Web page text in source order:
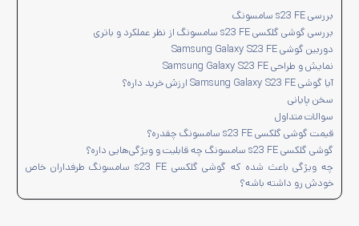
بررسی s23 FE سامسونگ
بررسی گوشی گلکسی s23 FE سامسونگ از نظر عملکرد و باتری
دوربین گوشی Samsung Galaxy S23 FE
نمایش و طراحی Samsung Galaxy S23 FE
آیا گوشی Samsung Galaxy S23 FE ارزش خرید داره؟
سخن پایانی
سوالات متداول
قیمت گوشی گلکسی s23 FE سامسونگ چقدره؟
گوشی گلکسی s23 FE سامسونگ چه قابلیت و ویژگی‌هایی داره؟
چه ویژگی باعث شده که گوشی گلکسی s23 FE سامسونگ طرفداران خاص
خودش رو داشته باشه؟